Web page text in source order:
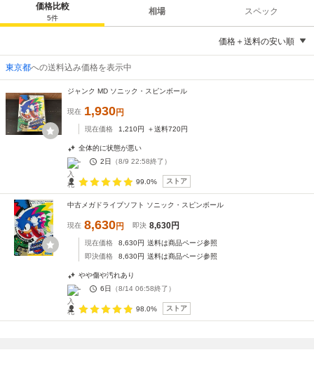
価格比較
5件
相場 スペック
価格＋送料の安い順
東京都への送料込み価格を表示中
ジャンク MD ソニック・スピンボール
現在 1,930円
現在価格 1,210円 ＋送料720円
全体的に状態が悪い
-
2日 （8/9 22:58終了）
99.0% ストア
中古メガドライブソフト ソニック・スピンボール
現在 8,630円 即決 8,630円
現在価格 8,630円 送料は商品ページ参照
即決価格
8,630円 送料は商品ページ参照
やや傷や汚れあり
-
6日 （8/14 06:58終了）
98.0% ストア